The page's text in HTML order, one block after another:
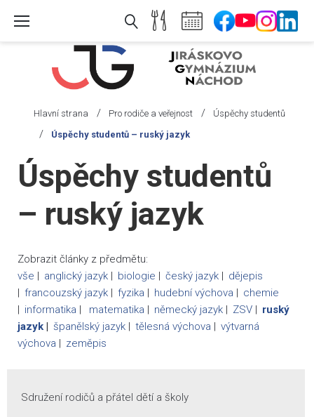
Hlavní strana / Pro rodiče a veřejnost / Úspěchy studentů
/ Úspěchy studentů – ruský jazyk
Úspěchy
studentů
ruský
Úspěchy studentů
– ruský jazyk
Zobrazit články z předmětu:
vše
anglický jazyk biologie český jazyk
dějepis
francouzský jazyk
fyzika hudební výchova
chemie
informatika
matematika německý jazyk ZSV
ruský
jazyk
španělský jazyk tělesná výchova
výtvarná
výchova
zeměpis
Sdružení rodičů a přátel dětí a školy